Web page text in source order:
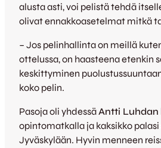
alusta asti, voi pelistä tehdä
olivat ennakkoasetelmat mitkä
– Jos pelinhallinta on meillä
ottelussa, on haasteena etenkin
keskittyminen
koko pelin.
Pasoja oli yhdessäAntti Luhdan
opintomatkalla ja kaksikko
Jyväskylään. Hyvin menneen